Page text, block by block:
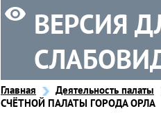
ВЕРСИЯ
Главная
Деятельность палаты
СЧЁТНОЙ ПАЛАТЫ ГОРОДА ОРЛА